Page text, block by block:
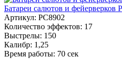
Батареи салютов и
Артикул: РС8902
Количество эффектов: 17
Выстрелы: 150
Калибр: 1,25
Время работы: 70 сек